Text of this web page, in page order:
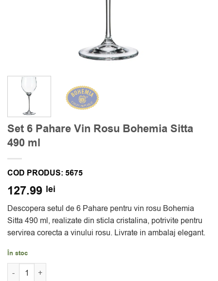
Set 6 Pahare Vin Rosu Bohemia Sitta
490 ml
COD PRODUS: 5675
127.99 lei
Descopera setul de 6 Pahare pentru vin rosu Bohemia
Sitta 490 ml, realizate din sticla cristalina, potrivite pentru
servirea corecta a vinului rosu. Livrate in ambalaj elegant.
În stoc
Cantitate Set 6 Pahare Vin Rosu Bohemia Sitta 490 ml